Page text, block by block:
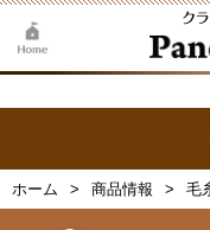
ホーム 商品情報 毛